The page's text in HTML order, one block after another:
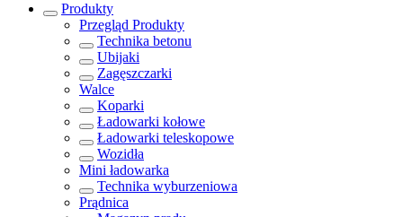
Produkty
Przegląd Produkty
Technika betonu
Ubijaki
Zagęszczarki
Walce
Koparki
Ładowarki kołowe
Ładowarki teleskopowe
Wozidła
Mini ładowarka
Technika wyburzeniowa
Prądnica